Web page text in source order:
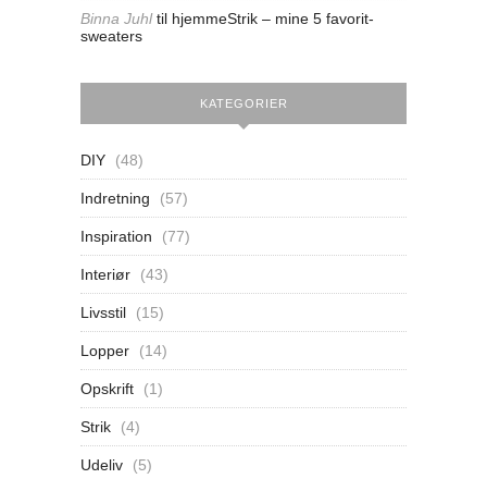
Binna Juhltil hjemmeStrik – mine 5 favorit-
sweaters
KATEGORIER
DIY (48)
Indretning (57)
Inspiration (77)
Interiør (43)
Livsstil (15)
Lopper (14)
Opskrift (1)
Strik (4)
Udeliv (5)